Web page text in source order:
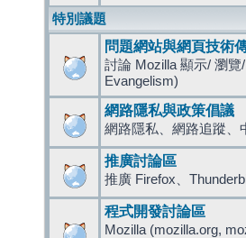
特別議題
問題網站與網頁技術
討論 Mozilla 顯示/ 瀏
Evangelism)
網路隱私與政策倡議
網路隱私、網路追蹤、
推廣討論區
推廣 Firefox、
程式開發討論區
Mozilla (mozilla.org,